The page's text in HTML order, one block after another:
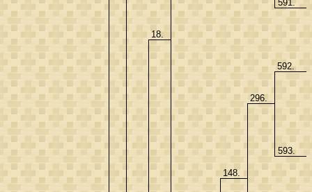
18.
591.
148.
296.
592.
593.